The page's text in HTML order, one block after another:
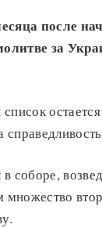
после
за
соборе,
множество